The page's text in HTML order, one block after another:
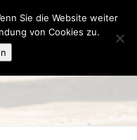
Sie die Website weiter
von Cookies zu.